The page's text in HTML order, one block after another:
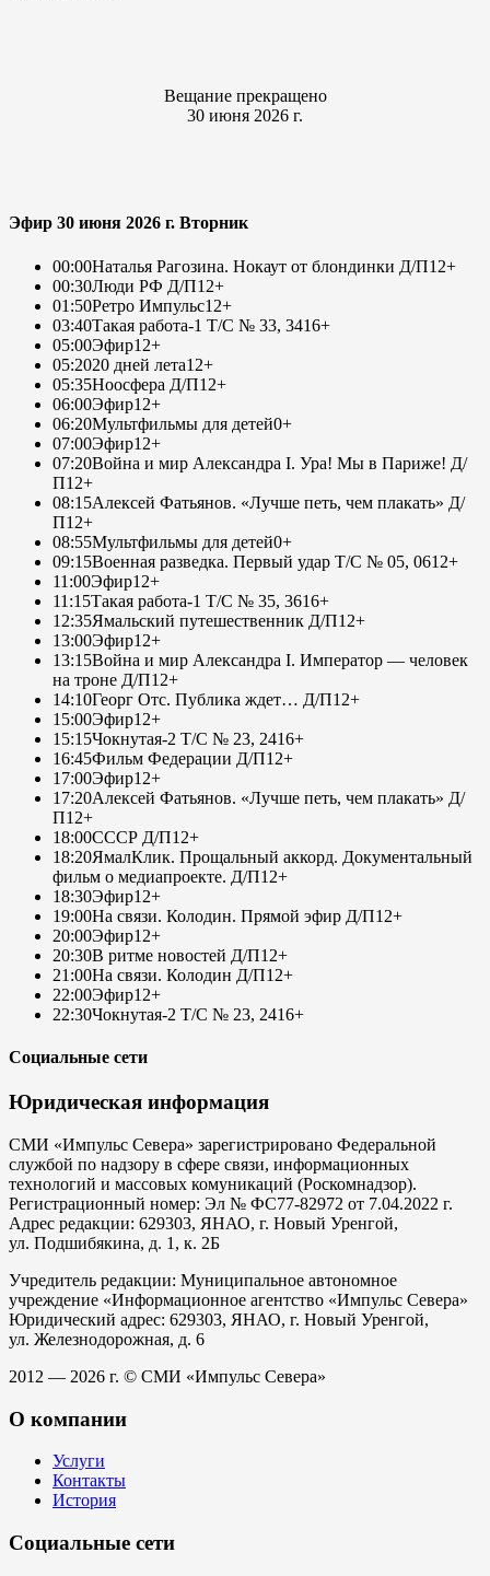
Вещание прекращено
30 июня 2026 г.
Эфир 30 июня 2026 г. Вторник
00:00Наталья Рагозина. Нокаут от блондинки Д/П12+
00:30Люди РФ Д/П12+
01:50Ретро Импульс12+
03:40Такая работа-1 Т/С № 33, 3416+
05:00Эфир12+
05:2020 дней лета12+
05:35Ноосфера Д/П12+
06:00Эфир12+
06:20Мультфильмы для детей0+
07:00Эфир12+
07:20Война и мир Александра I. Ура! Мы в Париже! Д/
П12+
08:15Алексей Фатьянов. «Лучше петь, чем плакать» Д/
П12+
08:55Мультфильмы для детей0+
09:15Военная разведка. Первый удар Т/С № 05, 0612+
11:00Эфир12+
11:15Такая работа-1 Т/С № 35, 3616+
12:35Ямальский путешественник Д/П12+
13:00Эфир12+
13:15Война и мир Александра I. Император — человек
на троне Д/П12+
14:10Георг Отс. Публика ждет… Д/П12+
15:00Эфир12+
15:15Чокнутая-2 Т/С № 23, 2416+
16:45Фильм Федерации Д/П12+
17:00Эфир12+
17:20Алексей Фатьянов. «Лучше петь, чем плакать» Д/
П12+
18:00СССР Д/П12+
18:20ЯмалКлик. Прощальный аккорд. Документальный
фильм о медиапроекте. Д/П12+
18:30Эфир12+
19:00На связи. Колодин. Прямой эфир Д/П12+
20:00Эфир12+
20:30В ритме новостей Д/П12+
21:00На связи. Колодин Д/П12+
22:00Эфир12+
22:30Чокнутая-2 Т/С № 23, 2416+
Социальные сети
Юридическая информация
СМИ «Импульс Севера» зарегистрировано Федеральной
службой по надзору в сфере связи, информационных
технологий и массовых комуникаций (Роскомнадзор).
Регистрационный номер: Эл № ФС77-82972 от 7.04.2022 г.
Адрес редакции: 629303, ЯНАО, г. Новый Уренгой,
ул. Подшибякина, д. 1, к. 2Б
Учредитель редакции: Муниципальное автономное
учреждение «Информационное агентство «Импульс Севера»
Юридический адрес: 629303, ЯНАО, г. Новый Уренгой,
ул. Железнодорожная, д. 6
2012 — 2026 г. © СМИ «Импульс Севера»
О компании
Услуги
Контакты
История
Социальные сети